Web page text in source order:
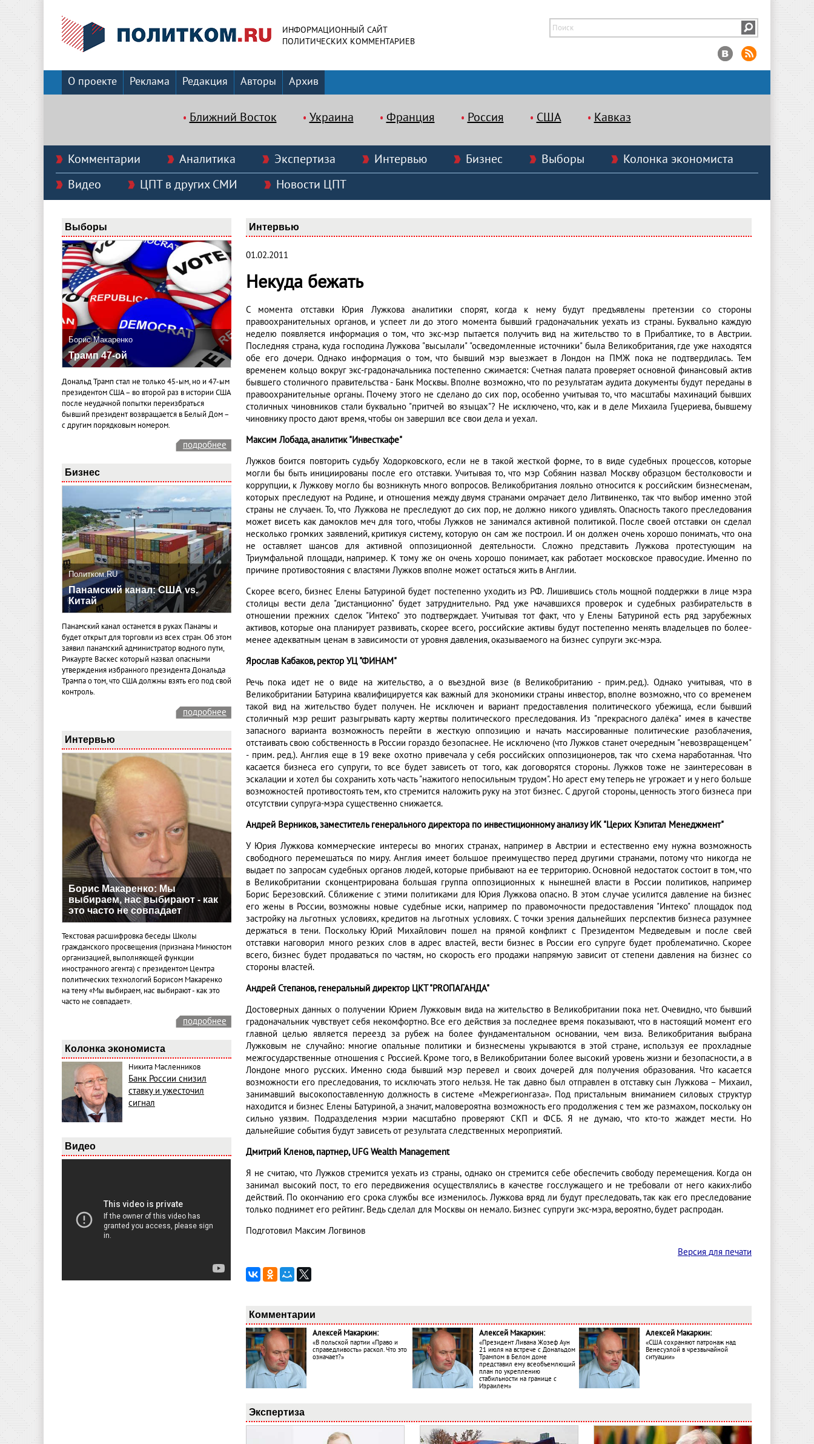
ИНФОРМАЦИОННЫЙ САЙТ
ПОЛИТИЧЕСКИХ КОММЕНТАРИЕВ
О проекте Реклама Редакция Авторы Архив
Ближний Восток Украина Франция Россия США Кавказ
Комментарии Аналитика Экспертиза Интервью Бизнес Выборы
Колонка экономиста
Видео
ЦПТ в других СМИ Новости ЦПТ
Выборы
Борис Макаренко
Трамп 47-ой
Дональд Трамп стал не только 45-ым, но и 47-ым
президентом США – во второй раз в истории США
после неудачной попытки переизбраться
бывший президент возвращается в Белый Дом –
с другим порядковым номером.
подробнее
Бизнес
Политком.RU
Панамский канал: США vs.
Китай
Панамский канал останется в руках Панамы и
будет открыт для торговли из всех стран. Об этом
заявил панамский администратор водного пути,
Рикаурте Васкес который назвал опасными
утверждения избранного президента Дональда
Трампа о том, что США должны взять его под свой
контроль.
подробнее
Интервью
Борис Макаренко: Мы
выбираем, нас выбирают - как
это часто не совпадает
Текстовая расшифровка беседы Школы
гражданского просвещения (признана Минюстом
организацией, выполняющей функции
иностранного агента) с президентом Центра
политических технологий Борисом Макаренко
на тему «Мы выбираем, нас выбирают - как это
часто не совпадает».
подробнее
Колонка экономиста
Никита Масленников
Банк России снизил
ставку и ужесточил
сигнал
Видео
Интервью
01.02.2011
Некуда бежать
С момента отставки Юрия Лужкова аналитики спорят, когда к нему будут предъявлены претензии со стороны
правоохранительных органов, и успеет ли до этого момента бывший градоначальник уехать из страны. Буквально каждую
неделю появляется информация о том, что экс-мэр пытается получить вид на жительство то в Прибалтике, то в Австрии.
Последняя страна, куда господина Лужкова "высылали" "осведомленные источники" была Великобритания, где уже находятся
обе его дочери. Однако информация о том, что бывший мэр выезжает в Лондон на ПМЖ пока не подтвердилась. Тем
временем кольцо вокруг экс-градоначальника постепенно сжимается: Счетная палата проверяет основной финансовый актив
бывшего столичного правительства - Банк Москвы. Вполне возможно, что по результатам аудита документы будут переданы в
правоохранительные органы. Почему этого не сделано до сих пор, особенно учитывая то, что масштабы махинаций бывших
столичных чиновников стали буквально "притчей во языцах"? Не исключено, что, как и в деле Михаила Гуцериева, бывшему
чиновнику просто дают время, чтобы он завершил все свои дела и уехал.
Максим Лобада, аналитик "Инвесткафе"
Лужков боится повторить судьбу Ходорковского, если не в такой жесткой форме, то в виде судебных процессов, которые
могли бы быть инициированы после его отставки. Учитывая то, что мэр Собянин назвал Москву образцом бестолковости и
коррупции, к Лужкову могло бы возникнуть много вопросов. Великобритания лояльно относится к российским бизнесменам,
которых преследуют на Родине, и отношения между двумя странами омрачает дело Литвиненко, так что выбор именно этой
страны не случаен. То, что Лужкова не преследуют до сих пор, не должно никого удивлять. Опасность такого преследования
может висеть как дамоклов меч для того, чтобы Лужков не занимался активной политикой. После своей отставки он сделал
несколько громких заявлений, критикуя систему, которую он сам же построил. И он должен очень хорошо понимать, что она
не оставляет шансов для активной оппозиционной деятельности. Сложно представить Лужкова протестующим на
Триумфальной площади, например. К тому же он очень хорошо понимает, как работает московское правосудие. Именно по
причине противостояния с властями Лужков вполне может остаться жить в Англии.
Скорее всего, бизнес Елены Батуриной будет постепенно уходить из РФ. Лишившись столь мощной поддержки в лице мэра
столицы вести дела "дистанционно" будет затруднительно. Ряд уже начавшихся проверок и судебных разбирательств в
отношении прежних сделок "Интеко" это подтверждает. Учитывая тот факт, что у Елены Батуриной есть ряд зарубежных
активов, которые она планирует развивать, скорее всего, российские активы будут постепенно менять владельцев по более-
менее адекватным ценам в зависимости от уровня давления, оказываемого на бизнес супруги экс-мэра.
Ярослав Кабаков, ректор УЦ "ФИНАМ"
Речь пока идет не о виде на жительство, а о въездной визе (в Великобританию - прим.ред.). Однако учитывая, что в
Великобритании Батурина квалифицируется как важный для экономики страны инвестор, вполне возможно, что со временем
такой вид на жительство будет получен. Не исключен и вариант предоставления политического убежища, если бывший
столичный мэр решит разыгрывать карту жертвы политического преследования. Из "прекрасного далёка" имея в качестве
запасного варианта возможность перейти в жесткую оппозицию и начать массированные политические разоблачения,
отстаивать свою собственность в России гораздо безопаснее. Не исключено (что Лужков станет очередным "невозвращенцем"
- прим. ред.). Англия еще в 19 веке охотно привечала у себя российских оппозиционеров, так что схема наработанная. Что
касается бизнеса его супруги, то все будет зависеть от того, как договорятся стороны. Лужков тоже не заинтересован в
эскалации и хотел бы сохранить хоть часть "нажитого непосильным трудом". Но арест ему теперь не угрожает и у него больше
возможностей противостоять тем, кто стремится наложить руку на этот бизнес. С другой стороны, ценность этого бизнеса при
отсутствии супруга-мэра существенно снижается.
Андрей Верников, заместитель генерального директора по инвестиционному анализу ИК "Церих Кэпитал Менеджмент"
У Юрия Лужкова коммерческие интересы во многих странах, например в Австрии и естественно ему нужна возможность
свободного перемешаться по миру. Англия имеет большое преимущество перед другими странами, потому что никогда не
выдает по запросам судебных органов людей, которые прибывают на ее территорию. Основной недостаток состоит в том, что
в Великобритании сконцентрирована большая группа оппозиционных к нынешней власти в России политиков, например
Борис Березовский. Сближение с этими политиками для Юрия Лужкова опасно. В этом случае усилится давление на бизнес
его жены в России, возможны новые судебные иски, например по правомочности предоставления "Интеко" площадок под
застройку на льготных условиях, кредитов на льготных условиях. С точки зрения дальнейших перспектив бизнеса разумнее
держаться в тени. Поскольку Юрий Михайлович пошел на прямой конфликт с Президентом Медведевым и после свей
отставки наговорил много резких слов в адрес властей, вести бизнес в России его супруге будет проблематично. Скорее
всего, бизнес будет продаваться по частям, но скорость его продажи напрямую зависит от степени давления на бизнес со
стороны властей.
Андрей Степанов, генеральный директор ЦКТ "РRОПАГАНДА"
Достоверных данных о получении Юрием Лужковым вида на жительство в Великобритании пока нет. Очевидно, что бывший
градоначальник чувствует себя некомфортно. Все его действия за последнее время показывают, что в настоящий момент его
главной целью является переезд за рубеж на более фундаментальном основании, чем виза. Великобритания выбрана
Лужковым не случайно: многие опальные политики и бизнесмены укрываются в этой стране, используя ее прохладные
межгосударственные отношения с Россией. Кроме того, в Великобритании более высокий уровень жизни и безопасности, а в
Лондоне много русских. Именно сюда бывший мэр перевел и своих дочерей для получения образования. Что касается
возможности его преследования, то исключать этого нельзя. Не так давно был отправлен в отставку сын Лужкова – Михаил,
занимавший высокопоставленную должность в системе «Межрегионгаза». Под пристальным вниманием силовых структур
находится и бизнес Елены Батуриной, а значит, маловероятна возможность его продолжения с тем же размахом, поскольку он
сильно уязвим. Подразделения мэрии масштабно проверяют СКП и ФСБ. Я не думаю, что кто-то жаждет мести. Но
дальнейшие события будут зависеть от результата следственных мероприятий.
Дмитрий Кленов, партнер, UFG Wealth Management
Я не считаю, что Лужков стремится уехать из страны, однако он стремится себе обеспечить свободу перемещения. Когда он
занимал высокий пост, то его передвижения осуществлялись в качестве госслужащего и не требовали от него каких-либо
действий. По окончанию его срока службы все изменилось. Лужкова вряд ли будут преследовать, так как его преследование
только поднимет его рейтинг. Ведь сделал для Москвы он немало. Бизнес супруги экс-мэра, вероятно, будет распродан.
Подготовил Максим Логвинов
Версия для печати
Комментарии
Алексей Макаркин:
«В польской партии «Право и
справедливость» раскол. Что это
означает?»
Алексей Макаркин:
«Президент Ливана Жозеф Аун
21 июля на встрече с Дональдом
Трампом в Белом доме
представил ему всеобъемлющий
план по укреплению
стабильности на границе с
Израилем»
Алексей Макаркин:
«США сохраняют патронаж над
Венесуэлой в чрезвычайной
ситуации»
Экспертиза